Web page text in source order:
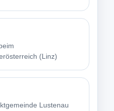
(Linz)
Lustenau